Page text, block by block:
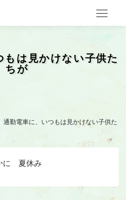
もは見かけない子供た
ちが
通勤電車に、いつもは見かけない子供た
に 夏休み